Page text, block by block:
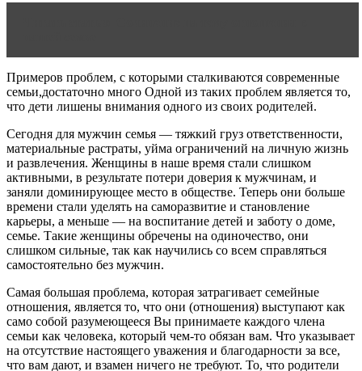
Примеров проблем, с которыми сталкиваются современные
семьи,достаточно много Одной из таких проблем является то,
что дети лишены внимания одного из своих родителей.
Сегодня для мужчин семья — тяжкий груз ответственности,
материальные растраты, уйма ограничений на личную жизнь
и развлечения. Женщины в наше время стали слишком
активными, в результате потери доверия к мужчинам, и
заняли доминирующее место в обществе. Теперь они больше
времени стали уделять на саморазвитие и становление
карьеры, а меньше — на воспитание детей и заботу о доме,
семье. Такие женщины обречены на одиночество, они
слишком сильные, так как научились со всем справляться
самостоятельно без мужчин.
Самая большая проблема, которая затрагивает семейные
отношения, является то, что они (отношения) выступают как
само собой разумеющееся Вы принимаете каждого члена
семьи как человека, который чем-то обязан вам. Что указывает
на отсутствие настоящего уважения и благодарности за все,
что вам дают, и взамен ничего не требуют. То, что родители